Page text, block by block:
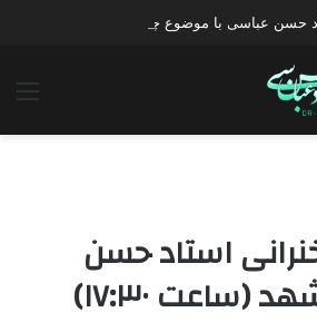
حسن عباسی با موضوع چهار انتخاب ۱۴۰۰
سخنرانی استاد حسن
۱۷:۳۰)